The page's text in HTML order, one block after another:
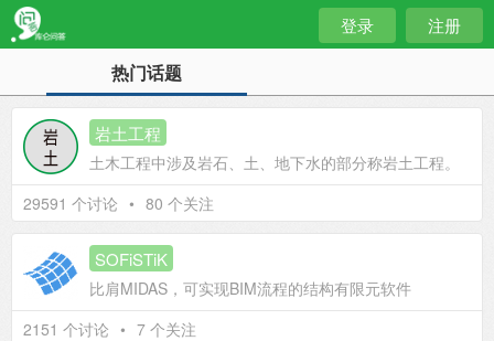
登录 注册
热门话题
岩土工程
土木工程中涉及岩石、土、地下水的部分称岩土工程。
29591 个讨论 • 80 个关注
SOFiSTiK
比肩MIDAS，可实现BIM流程的结构有限元软件
2151 个讨论 • 7 个关注